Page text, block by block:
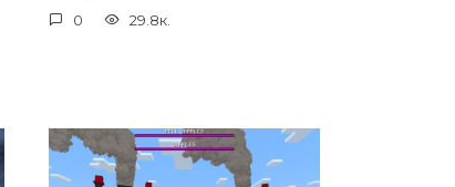
0 29.8к.